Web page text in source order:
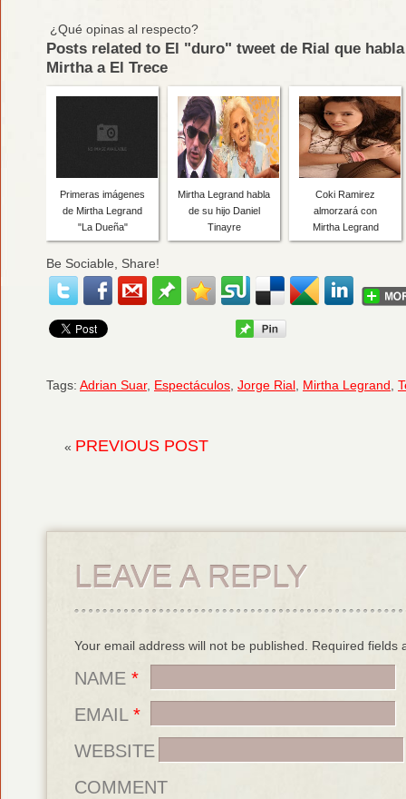
¿Qué opinas al respecto?
Posts related to El "duro" tweet de Rial que
Mirtha a El Trece
Primeras imágenes
de Mirtha Legrand
"La Dueña"
Mirtha Legrand habla
de su hijo Daniel
Tinayre
Coki Ramirez
almorzará con
Mirtha Legrand
Be Sociable, Share!
Tags: Adrian Suar, Espectáculos, Jorge Rial, Mirtha Legrand,
« PREVIOUS POST
LEAVE A REPLY
Your email address will not be published. Required fields
NAME *
EMAIL *
WEBSITE
COMMENT